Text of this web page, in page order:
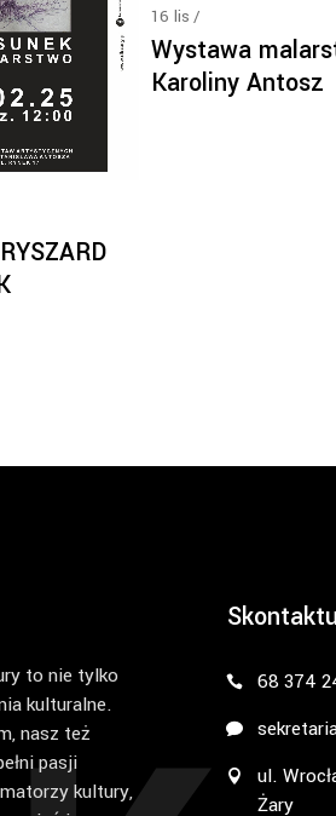
16 lis
Wystawa
Karoliny Antosz
to nie tylko
kulturalne.
nasz też
pasji
kultury,
68 374
ul.
Żary